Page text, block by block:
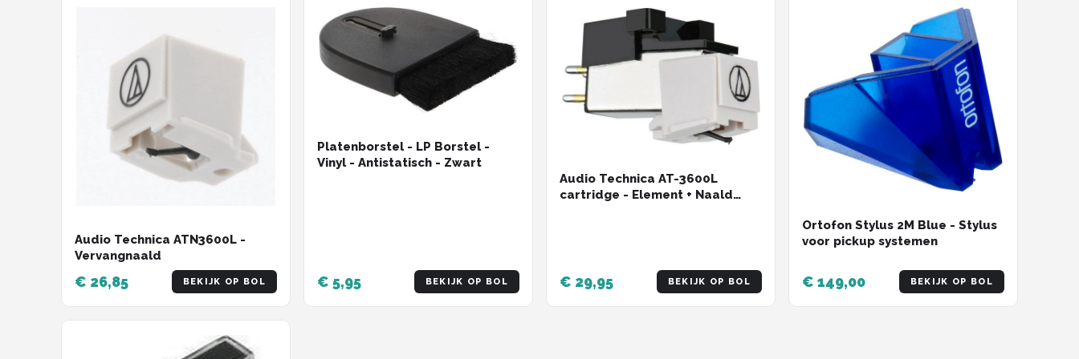
Audio Technica ATN3600L -
Vervangnaald
€ 26,85 BEKIJK OP BOL
Platenborstel - LP Borstel -
Vinyl - Antistatisch - Zwart
€ 5,95 BEKIJK OP BOL
Audio Technica AT-3600L
cartridge - Element + Naald
€ 29,95 BEKIJK OP BOL
Ortofon Stylus 2M Blue - Stylus
voor pickup systemen
€ 149,00 BEKIJK OP BOL